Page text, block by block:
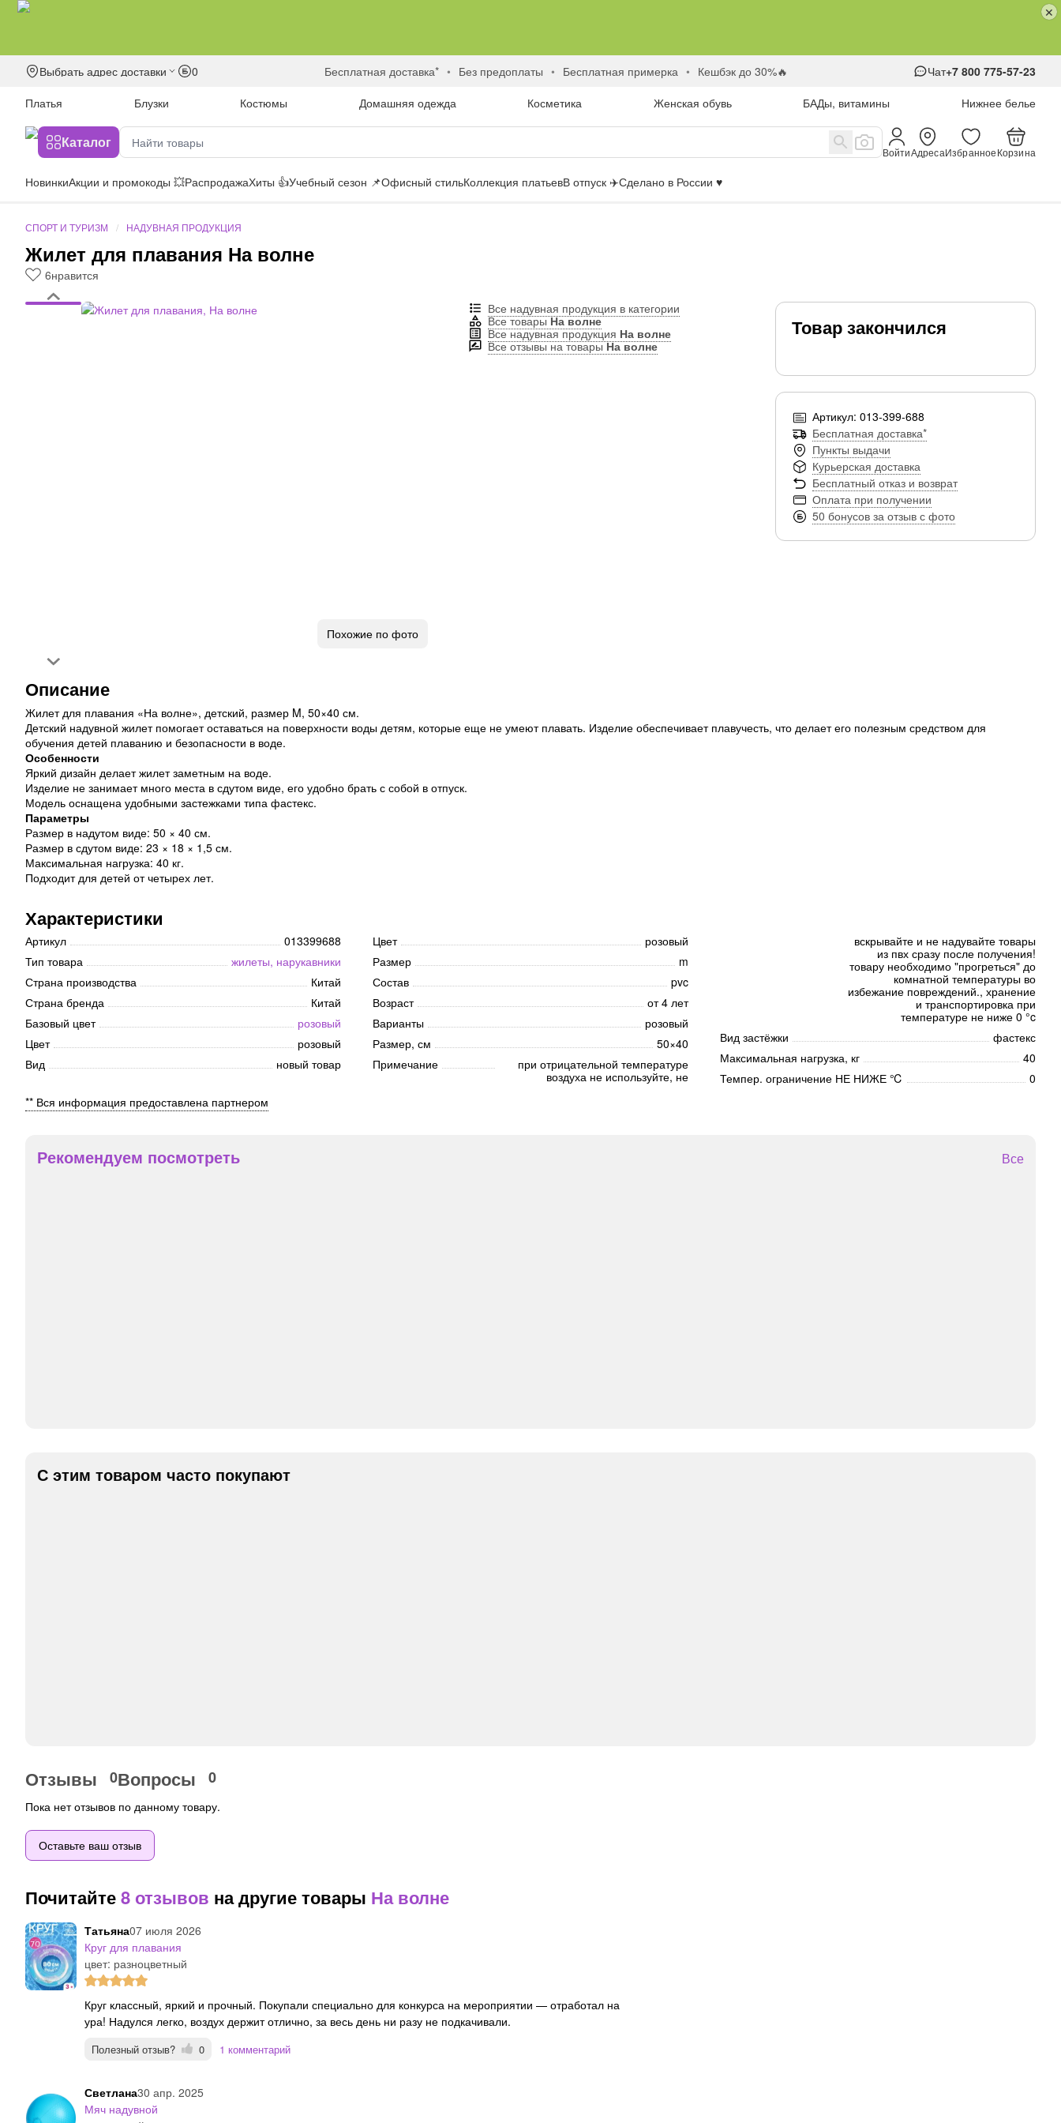
Выбрать адрес доставки 0 бесплатная доставка* без предоплаты бесплатная примерка кешбэк до 30%🔥 Чат+7 800 775-57-23
Платья
Блузки Костюмы Домашняя одежда Косметика Женская обувь БАДы, витамины Нижнее белье
Каталог
ВойтиАдресаИзбранноеКорзина
НовинкиАкции и промокоды 💥РаспродажаХиты 👍Учебный сезон 📌Офисный стильКоллекция платьевВ отпуск ✈️Сделано в России ♥️
СПОРТ И ТУРИЗМ НАДУВНАЯ ПРОДУКЦИЯ
Жилет для плавания На волне
6нравится
Похожие по фото
Все надувная продукция в категории
Все товарыНа волне
Все надувная продукция На волне
Все отзывы на товарыНа волне
Товар закончился
Артикул: 013-399-688
Бесплатная доставка*
Пункты выдачи
Курьерская доставка
Бесплатный отказ и возврат
Оплата при получении
50 бонусов за отзыв с фото
Описание
Жилет для плавания «На волне», детский, размер M, 50×40 см.
Детский надувной жилет помогает оставаться на поверхности воды детям, которые еще не умеют плавать. Изделие обеспечивает плавучесть, что делает его полезным средством для
обучения детей плаванию и безопасности в воде.
Особенности
Яркий дизайн делает жилет заметным на воде.
Изделие не занимает много места в сдутом виде, его удобно брать с собой в отпуск.
Модель оснащена удобными застежками типа фастекс.
Параметры
Размер в надутом виде: 50 × 40 см.
Размер в сдутом виде: 23 × 18 × 1,5 см.
Максимальная нагрузка: 40 кг.
Подходит для детей от четырех лет.
Характеристики
Артикул
013399688
Тип товара
жилеты, нарукавники
Страна производства
Китай
Страна бренда
Китай
Базовый цвет
розовый
Цвет
розовый
Вид
новый товар
Цвет
розовый
Размер
m
Состав
pvc
Возраст
от 4 лет
Варианты
розовый
Размер, см
50×40
Примечание
при отрицательной температуре
воздуха не используйте, не
вскрывайте и не надувайте товары
из пвх сразу после получения!
товару необходимо "прогреться" до
комнатной температуры во
избежание повреждений., хранение
и транспортировка при
температуре не ниже 0 °c
Вид застёжки
фастекс
Максимальная нагрузка, кг
40
Темпер. ограничение НЕ НИЖЕ ℃
0
** Вся информация предоставлена партнером
Рекомендуем посмотреть Все
С этим товаром часто покупают
Отзывы 0Вопросы 0
Пока нет отзывов по данному товару.
Оставьте ваш отзыв
Почитайте8 отзывов на другие товары На волне
Татьяна07 июля 2026
Круг для плавания
цвет: разноцветный
Круг классный, яркий и прочный. Покупали специально для конкурса на мероприятии — отработал на
ура! Надулся легко, воздух держит отлично, за весь день ни разу не подкачивали.
Полезный отзыв? 0 1 комментарий
Светлана30 апр. 2025
Мяч надувной